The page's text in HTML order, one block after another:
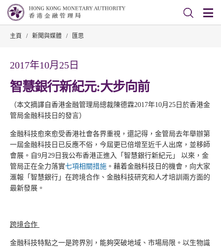
主頁 / 新聞與媒體 / 匯思
2017年10月25日
智慧銀行新紀元:大步向前
（本文摘譯自香港金融管理局總裁陳德霖2017年10月25日於香港金
管局金融科技日的發言）
金融科技愈來愈受香港社會各界重視，還記得，金管局去年舉辦第
一屆金融科技日已反應不俗，今屆更已倍增至近千人出席，並移師
會展。自9月29日我公布香港正進入「智慧銀行新紀元」 以來，金
管局正在全力落實七項相關措施 。藉着金融科技日的機會，向大家
滙報「智慧銀行」在跨境合作、金融科技研究和人才培訓兩方面的
最新發展。
跨境合作
金融科技特點之一是跨界別，能夠突破地域、市場局限。以生物識